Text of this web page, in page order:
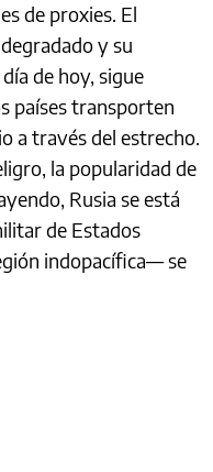
de proxies. El
y su
de hoy, sigue
países transporten
a través del estrecho.
la popularidad de
Rusia se está
de Estados
indopacífica— se